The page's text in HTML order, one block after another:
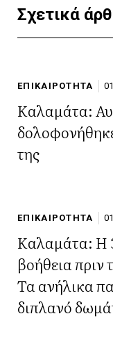
Σχετικά
ΕΠΙΚΑΙΡΟΤΗΤΑ
Καλαμάτα:
της
ΕΠΙΚΑΙΡΟΤΗΤΑ
Καλαμάτα: Η
βοήθεια πριν
Τα ανήλικα
διπλανό